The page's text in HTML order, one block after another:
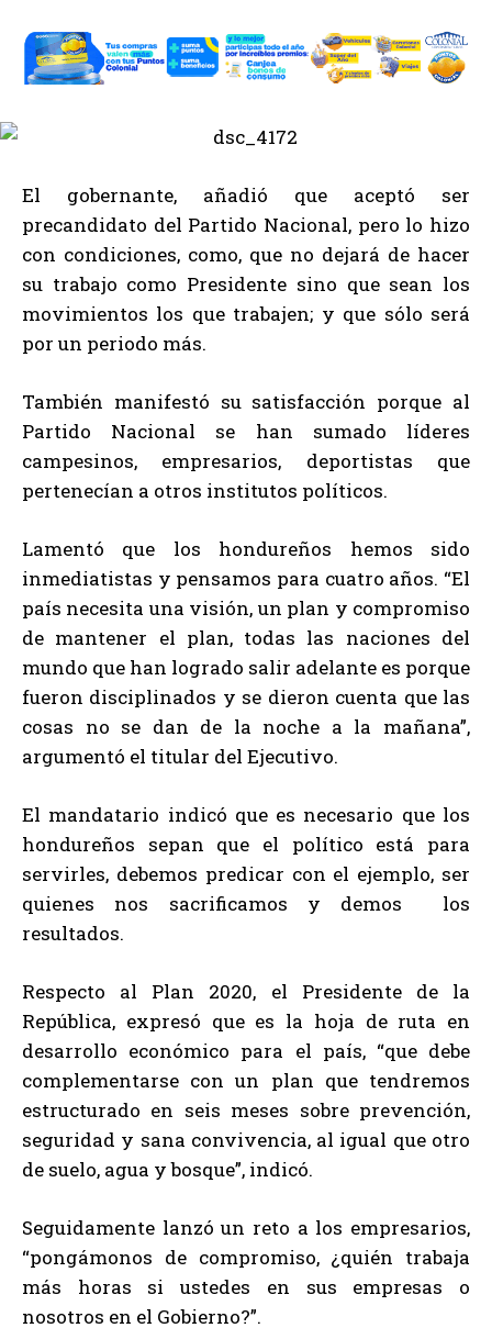
El gobernante, añadió que aceptó ser
precandidato del Partido Nacional, pero lo hizo
con condiciones, como, que no dejará de hacer
su trabajo como Presidente sino que sean los
movimientos los que trabajen; y que sólo será
por un periodo más.
También manifestó su satisfacción porque al
Partido Nacional se han sumado líderes
campesinos, empresarios, deportistas que
pertenecían a otros institutos políticos.
Lamentó que los hondureños hemos sido
inmediatistas y pensamos para cuatro años. “El
país necesita una visión, un plan y compromiso
de mantener el plan, todas las naciones del
mundo que han logrado salir adelante es porque
fueron disciplinados y se dieron cuenta que las
cosas no se dan de la noche a la mañana”,
argumentó el titular del Ejecutivo.
El mandatario indicó que es necesario que los
hondureños sepan que el político está para
servirles, debemos predicar con el ejemplo, ser
quienes nos sacrificamos y demos los
resultados.
Respecto al Plan 2020, el Presidente de la
República, expresó que es la hoja de ruta en
desarrollo económico para el país, “que debe
complementarse con un plan que tendremos
estructurado en seis meses sobre prevención,
seguridad y sana convivencia, al igual que otro
de suelo, agua y bosque”, indicó.
Seguidamente lanzó un reto a los empresarios,
“pongámonos de compromiso, ¿quién trabaja
más horas si ustedes en sus empresas o
nosotros en el Gobierno?”.